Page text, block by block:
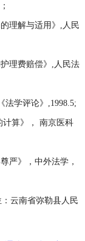
理解与适用》,人民
理费赔偿》,人民法
法学评论》,1998.5;
计算》， 南京医科
严》，中外法学，
：云南省弥勒县人民